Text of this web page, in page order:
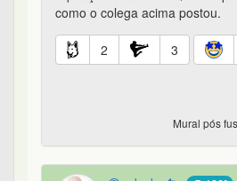
como o colega acima postou.
2 3
Mural pós